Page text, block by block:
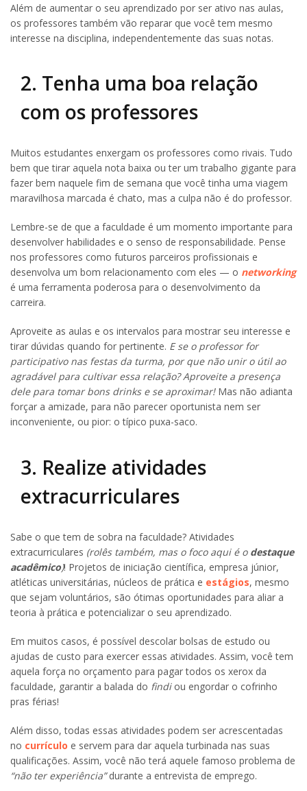
Além de aumentar o seu aprendizado por ser ativo nas aulas,
os professores também vão reparar que você tem mesmo
interesse na disciplina, independentemente das suas notas.
2. Tenha uma boa relação
com os professores
Muitos estudantes enxergam os professores como rivais. Tudo
bem que tirar aquela nota baixa ou ter um trabalho gigante para
fazer bem naquele fim de semana que você tinha uma viagem
maravilhosa marcada é chato, mas a culpa não é do professor.
Lembre-se de que a faculdade é um momento importante para
desenvolver habilidades e o senso de responsabilidade. Pense
nos professores como futuros parceiros profissionais e
desenvolva um bom relacionamento com eles — o networking
é uma ferramenta poderosa para o desenvolvimento da
carreira.
Aproveite as aulas e os intervalos para mostrar seu interesse e
tirar dúvidas quando for pertinente. E se o professor for
participativo nas festas da turma, por que não unir o útil ao
agradável para cultivar essa relação? Aproveite a presença
dele para tomar bons drinks e se aproximar! Mas não adianta
forçar a amizade, para não parecer oportunista nem ser
inconveniente, ou pior: o típico puxa-saco.
3. Realize atividades
extracurriculares
Sabe o que tem de sobra na faculdade? Atividades
extracurriculares (rolês também, mas o foco aqui é o destaque
acadêmico)! Projetos de iniciação científica, empresa júnior,
atléticas universitárias, núcleos de prática e estágios, mesmo
que sejam voluntários, são ótimas oportunidades para aliar a
teoria à prática e potencializar o seu aprendizado.
Em muitos casos, é possível descolar bolsas de estudo ou
ajudas de custo para exercer essas atividades. Assim, você tem
aquela força no orçamento para pagar todos os xerox da
faculdade, garantir a balada do findiou engordar o cofrinho
pras férias!
Além disso, todas essas atividades podem ser acrescentadas
no currículo e servem para dar aquela turbinada nas suas
qualificações. Assim, você não terá aquele famoso problema de
“não ter experiência”durante a entrevista de emprego.